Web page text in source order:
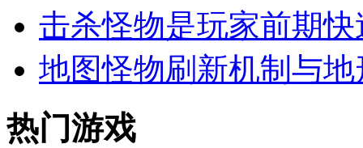
击杀怪物是玩家前期
地图怪物刷新机制与
热门游戏